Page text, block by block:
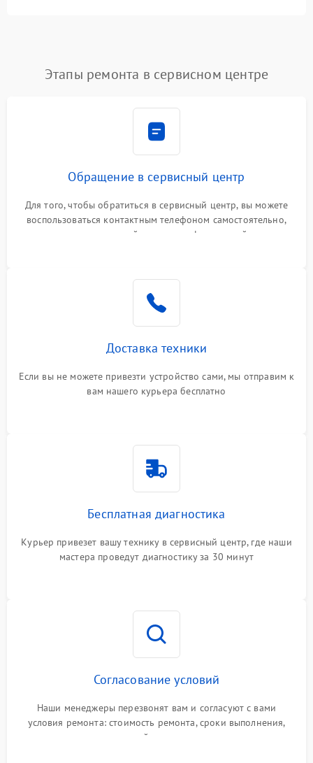
Этапы ремонта в сервисном центре
Обращение в сервисный центр
Для того, чтобы обратиться в сервисный центр, вы можете
воспользоваться контактным телефоном самостоятельно,
или оставить свой номер телефона на сайте
Доставка техники
Если вы не можете привезти устройство сами, мы отправим к
вам нашего курьера бесплатно
Бесплатная диагностика
Курьер привезет вашу технику в сервисный центр, где наши
мастера проведут диагностику за 30 минут
Согласование условий
Наши менеджеры перезвонят вам и согласуют с вами
условия ремонта: стоимость ремонта, сроки выполнения,
гарантийные условия